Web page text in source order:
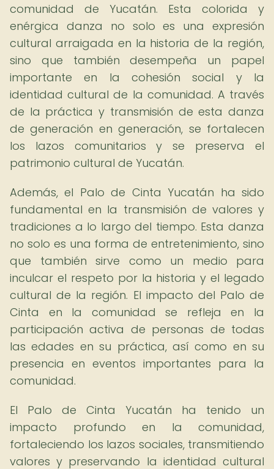
comunidad de Yucatán. Esta colorida y
enérgica danza no solo es una expresión
cultural arraigada en la historia de la región,
sino que también desempeña un papel
importante en la cohesión social y la
identidad cultural de la comunidad. A través
de la práctica y transmisión de esta danza
de generación en generación, se fortalecen
los lazos comunitarios y se preserva el
patrimonio cultural de Yucatán.
Además, el Palo de Cinta Yucatán ha sido
fundamental en la transmisión de valores y
tradiciones a lo largo del tiempo. Esta danza
no solo es una forma de entretenimiento, sino
que también sirve como un medio para
inculcar el respeto por la historia y el legado
cultural de la región. El impacto del Palo de
Cinta en la comunidad se refleja en la
participación activa de personas de todas
las edades en su práctica, así como en su
presencia en eventos importantes para la
comunidad.
El Palo de Cinta Yucatán ha tenido un
impacto profundo en la comunidad,
fortaleciendo los lazos sociales, transmitiendo
valores y preservando la identidad cultural